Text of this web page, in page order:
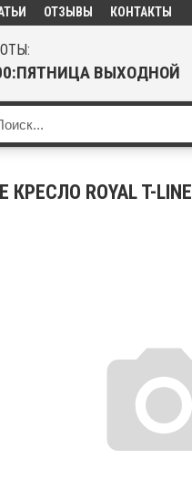
ОТЗЫВЫ КОНТАКТЫ
ВЫХОДНОЙ
КРЕСЛО ROYAL T-LINE